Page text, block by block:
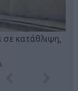
κατάθλιψη,